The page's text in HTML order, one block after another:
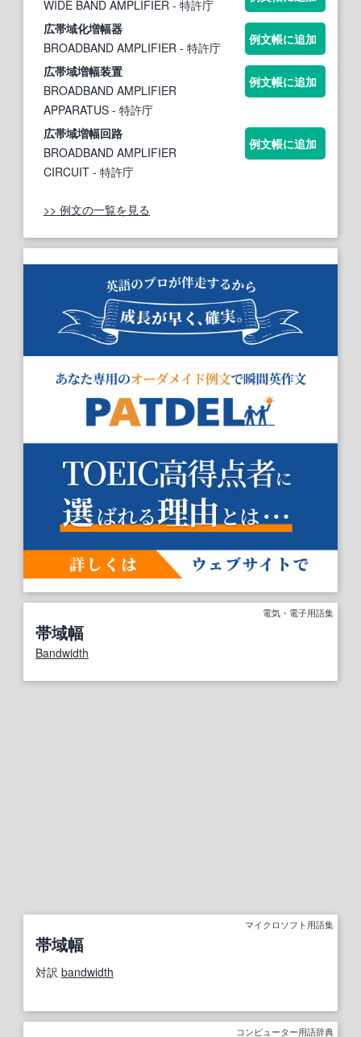
WIDE BAND AMPLIFIER - 特許庁
広帯域化増幅器
BROADBAND AMPLIFIER - 特許庁
例文帳に追加
広帯域増幅装置
BROADBAND AMPLIFIER
APPARATUS - 特許庁
例文帳に追加
広帯域増幅回路
BROADBAND AMPLIFIER
CIRCUIT - 特許庁
例文帳に追加
>> 例文の一覧を見る
電気・電子用語集
帯域幅
Bandwidth
マイクロソフト用語集
帯域幅
対訳 bandwidth
コンピューター用語辞典